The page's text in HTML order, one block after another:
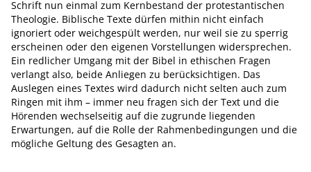
Schrift nun einmal zum Kernbestand der protestantischen
Theologie. Biblische Texte dürfen mithin nicht einfach
ignoriert oder weichgespült werden, nur weil sie zu sperrig
erscheinen oder den eigenen Vorstellungen widersprechen.
Ein redlicher Umgang mit der Bibel in ethischen Fragen
verlangt also, beide Anliegen zu berücksichtigen. Das
Auslegen eines Textes wird dadurch nicht selten auch zum
Ringen mit ihm – immer neu fragen sich der Text und die
Hörenden wechselseitig auf die zugrunde liegenden
Erwartungen, auf die Rolle der Rahmenbedingungen und die
mögliche Geltung des Gesagten an.